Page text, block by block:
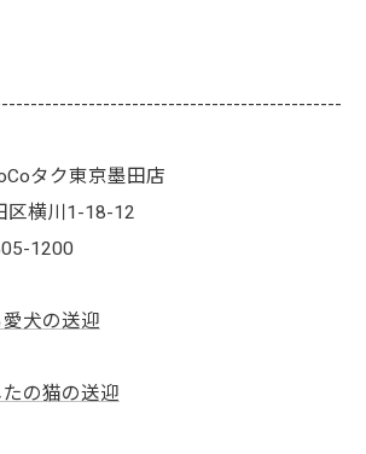
タク東京墨田店
区横川1-18-12
1200
犬の送迎
の猫の送迎